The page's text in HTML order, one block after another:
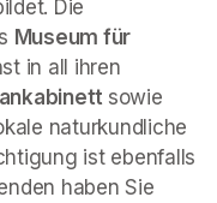
Die
Museum für
in all ihren
sowie
naturkundliche
ist ebenfalls
haben Sie